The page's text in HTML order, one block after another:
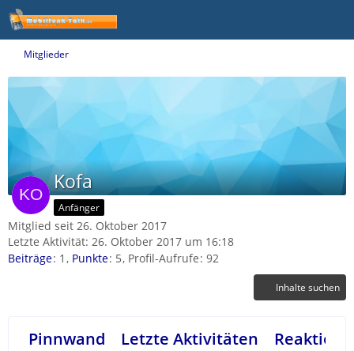
Mitglieder
Kofa
Anfänger
Mitglied seit 26. Oktober 2017
Letzte Aktivität: 26. Oktober 2017 um 16:18
Beiträge 1 Punkte 5 Profil-Aufrufe 92
Inhalte suchen
Pinnwand Letzte Aktivitäten